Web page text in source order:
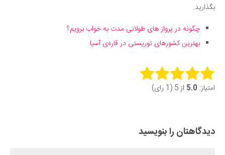
بگذارید.
چگونه در پرواز‌ های طولانی مدت به خواب برویم؟
بهترین کشورهای توریستی در قاره‌ی آسیا
Rate this item:
امتیاز: 5.0 از 5 (1 رای)
دیدگاهتان را بنویسید